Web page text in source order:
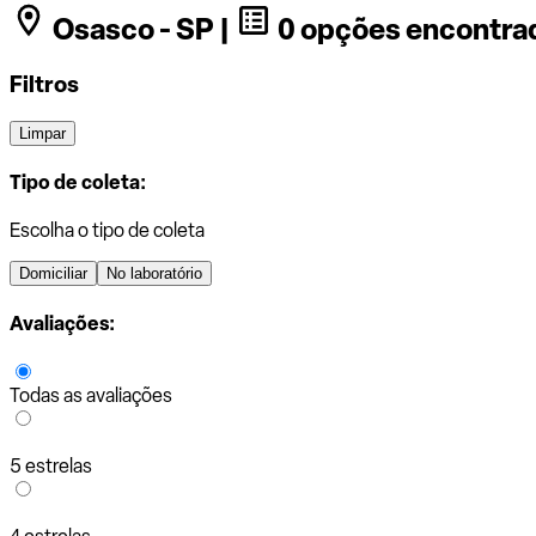
Osasco - SP | 0 opções
Filtros
Limpar
Tipo de coleta:
Escolha o tipo de coleta
Domiciliar No laboratório
Avaliações:
Todas as avaliações
5 estrelas